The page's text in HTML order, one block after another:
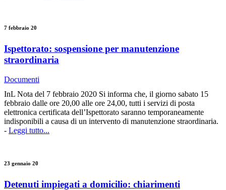
7 febbraio 20
Ispettorato: sospensione per manutenzione
straordinaria
Documenti
InL Nota del 7 febbraio 2020 Si informa che, il giorno sabato 15
febbraio dalle ore 20,00 alle ore 24,00, tutti i servizi di posta
elettronica certificata dell’Ispettorato saranno temporaneamente
indisponibili a causa di un intervento di manutenzione straordinaria.
- Leggi tutto...
23 gennaio 20
Detenuti impiegati a domicilio: chiarimenti